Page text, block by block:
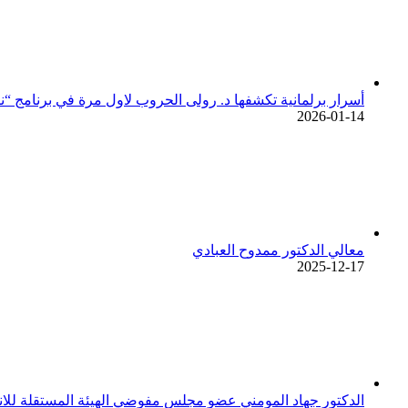
أسرار برلمانية تكشفها د. رولى الحروب لاول مرة في برنامج
2026-01-14
معالي الدكتور ممدوح العبادي
2025-12-17
الدكتور جهاد المومني عضو مجلس مفوضي الهيئة المستقلة